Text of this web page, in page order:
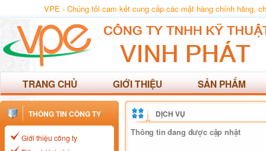
VPE - Chúng tôi cam kết cung cấp các mặt hàng chính hãng,
TRANG CHỦ GIỚI THIỆU SẢN PHẨM
THÔNG TIN CÔNG TY
Giới thiệu công ty
DỊCH VỤ
Thông tin đang được cập nhật